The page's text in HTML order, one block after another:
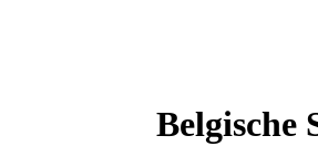
Belgische